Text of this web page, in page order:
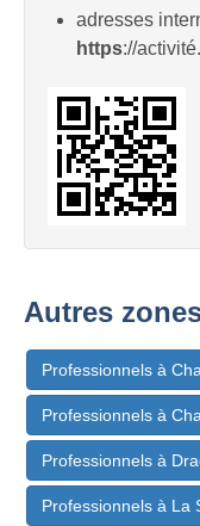
adresses
https://
Autres
Professionnels à
Professionnels à
Professionnels à
Professionnels à La